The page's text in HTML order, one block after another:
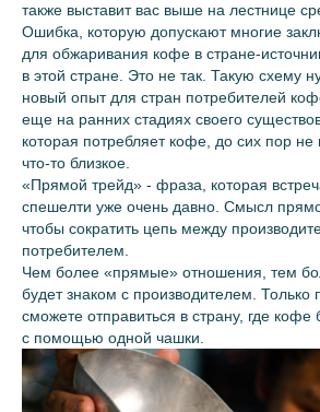
также выставит вас выше на лестнице
Ошибка, которую допускают многие
для обжаривания кофе в стране-
в этой стране. Это не так. Такую схему
новый опыт для стран потребителей
еще на ранних стадиях своего
которая потребляет кофе, до сих пор не
что-то близкое.
«Прямой трейд» - фраза, которая
спешелти уже очень давно. Смысл
чтобы сократить цепь между
потребителем.
Чем более «прямые» отношения, тем
будет знаком с производителем. Только
сможете отправиться в страну, где
с помощью одной чашки.